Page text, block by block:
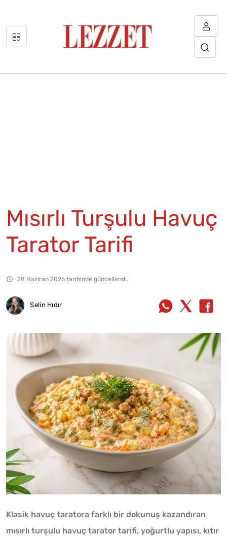
Mısırlı Turşulu Havuç
Tarator Tarifi
28 Haziran 2026 tarihinde güncellendi.
Selin Hıdır
Klasik havuç taratora farklı bir dokunuş kazandıran
mısırlı turşulu havuç tarator tarifi, yoğurtlu yapısı, kıtır